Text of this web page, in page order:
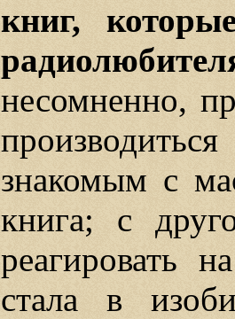
книг,
несомненно,
знакомым с
книга; с
реагировать
стала в